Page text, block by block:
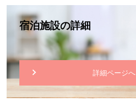
宿泊施設の詳細
詳細ページへ